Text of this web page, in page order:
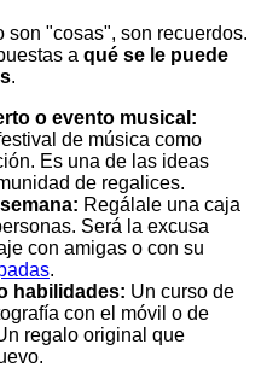
son "cosas", son recuerdos.
a qué se le puede
.
o evento musical:
de música como
Es una de las ideas
de regalices.
Regálale una caja
Será la excusa
con amigas o con su
.
habilidades: Un curso de
con el móvil o de
regalo original que